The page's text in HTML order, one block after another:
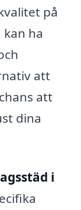
på
ha
att
att
dina
i